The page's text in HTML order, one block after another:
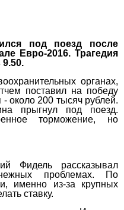
под поезд после
Евро-2016. Трагедия
органах,
поставил на победу
около 200 тысяч рублей.
прыгнул под поезд.
торможение, но
Фидель рассказывал
проблемах. По
именно из-за крупных
ставку.